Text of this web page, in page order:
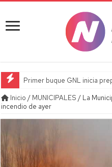
Primer buque GNL inicia
Inicio / MUNICIPALES / La
incendio de ayer